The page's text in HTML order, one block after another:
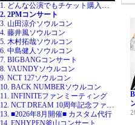
1. どんな公演でもチケット購入代行
2. 2PMコンサート
3. 山田涼介ソウルコン
4. 藤井風ソウルコン
5. 木村拓哉ソウルコン
6. 中島健人ソウルコン
7. BIGBANGコンサート
8. VAUNDYソウルコン
9. NCT 127ソウルコン
10. BACK NUMBERソウルコン
11. INFINITEファンミーティング
12. NCT DREAM 10周年記念ファンミ
13. ■2026年8月開催■ カスタム代行
14. ENHYPEN釜山コンサート